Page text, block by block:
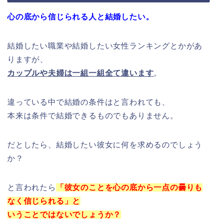
心の底から信じられる人と結婚したい。
結婚したい職業や結婚したい女性ランキングとかがあ
りますが、
カップルや夫婦は一組一組全て違います。
違っている中で結婚の条件はと言われても、
本来は条件で結婚できるものでもありません。
だとしたら、結婚したい彼女に何を求めるのでしょう
か？
と言われたら 「彼女のことを心の底から一点の曇りも
なく信じられる」と
いうことではないでしょうか？